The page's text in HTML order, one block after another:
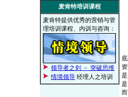
麦肯特培训课程
麦肯特提供优秀的营销与管
理培训课程、内训与咨询：
领导者之剑 － 突破思维
情境领导 经理人之培训